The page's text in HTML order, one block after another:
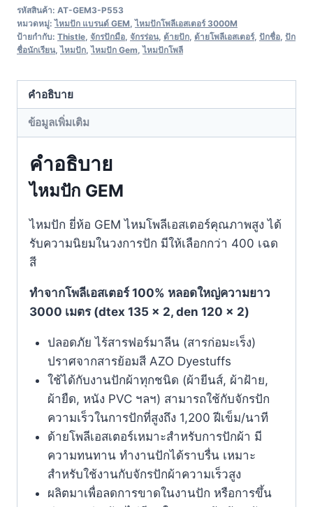
รหัสสินค้า: AT-GEM3-P553
หมวดหมู่:ไหมปัก แบรนด์ GEM,ไหมปักโพลีเอสเตอร์ 3000M
ป้ายกำกับ: Thistle, จักรปักมือ, จักรร่อน, ด้ายปัก, ด้ายโพลีเอสเตอร์, ปักชื่อ, ปัก
ชื่อนักเรียน,ไหมปัก,ไหมปัก Gem,ไหมปักโพลี
คำอธิบาย
ข้อมูลเพิ่มเติม
คำอธิบาย
ไหมปัก GEM
ไหมปัก ยี่ห้อ GEM ไหมโพลีเอสเตอร์คุณภาพสูง ได้
รับความนิยมในวงการปัก มีให้เลือกกว่า 400 เฉด
สี
ทำจากโพลีเอสเตอร์ 100% หลอดใหญ่ความยาว
3000 เมตร (dtex 135 x 2, den 120 x 2)
ปลอดภัย ไร้สารฟอร์มาลีน (สารก่อมะเร็ง)
ปราศจากสารย้อมสี AZO Dyestuffs
ใช้ได้กับงานปักผ้าทุกชนิด (ผ้ายีนส์, ผ้าฝ้าย,
ผ้ายืด, หนัง PVC ฯลฯ) สามารถใช้กับจักรปัก
ความเร็วในการปักที่สูงถึง 1,200 ฝีเข็ม/นาที
ด้ายโพลีเอสเตอร์เหมาะสำหรับการปักผ้า มี
ความทนทาน ทำงานปักได้ราบรื่น เหมาะ
สำหรับใช้งานกับจักรปักผ้าความเร็วสูง
ผลิตมาเพื่อลดการขาดในงานปัก หรือการขึ้น